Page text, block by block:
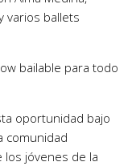
varios ballets
bailable para todo
oportunidad bajo
comunidad
los jóvenes de la